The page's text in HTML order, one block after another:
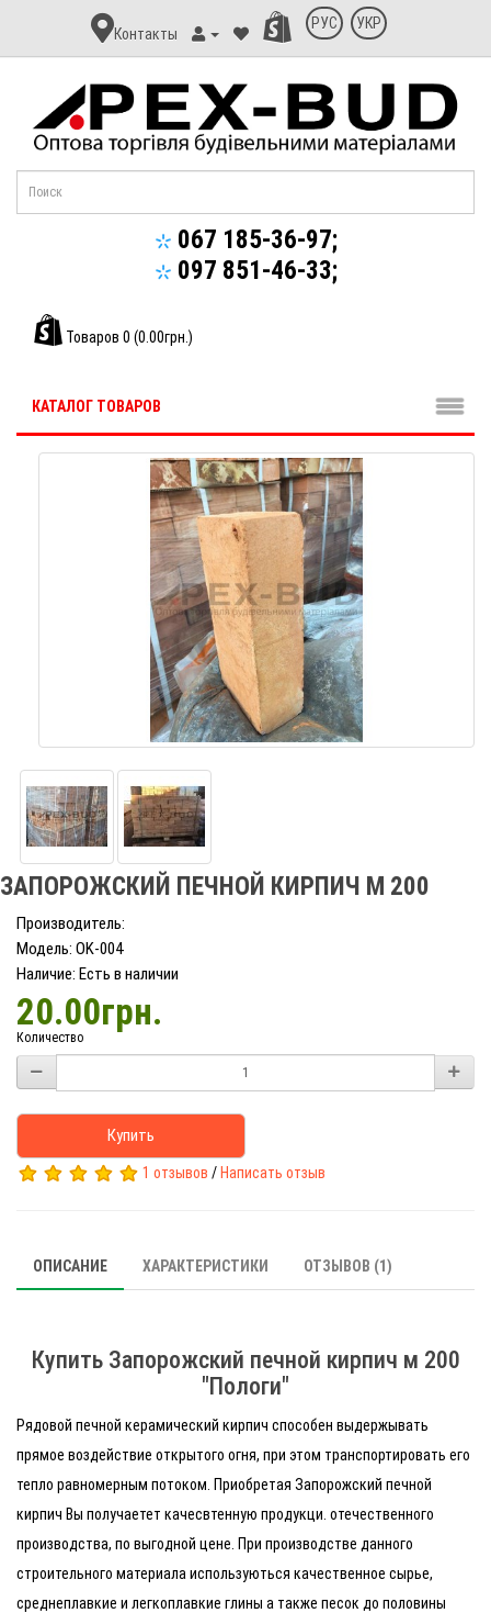
Контакт
Апекс-
Контакты
РУС УКР
067 185-36-97;
097 851-46-33;
Товаров 0 (0.00грн.)
КАТАЛОГ ТОВАРОВ
ЗАПОРОЖСКИЙ ПЕЧНОЙ КИРПИЧ М 200
Производитель:
Модель: OK-004
Наличие: Есть в наличии
20.00грн.
Количество
Купить
1 отзывов / Написать отзыв
ОПИСАНИЕ ХАРАКТЕРИСТИКИ ОТЗЫВОВ (1)
Купить Запорожский печной кирпич м 200
"Пологи"
Рядовой печной керамический кирпич способен выдержывать
прямое воздействие открытого огня, при этом транспортировать его
тепло равномерным потоком. Приобретая Запорожский печной
кирпич Вы получаетет качесвтенную продукци. отечественного
производства, по выгодной цене. При производстве данного
строительного материала используються качественное сырье,
среднеплавкие и легкоплавкие глины а также песок до половины